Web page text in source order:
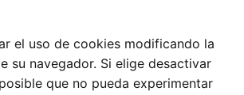
el uso de cookies modificando la
su navegador. Si elige desactivar
que no pueda experimentar